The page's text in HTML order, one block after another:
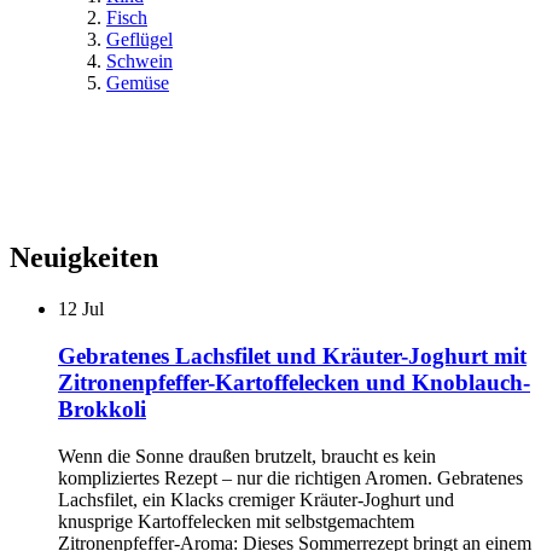
Fisch
Geflügel
Schwein
Gemüse
Neuigkeiten
12 Jul
Gebratenes Lachsfilet und Kräuter-Joghurt mit
Zitronenpfeffer-Kartoffelecken und Knoblauch-
Brokkoli
Wenn die Sonne draußen brutzelt, braucht es kein
kompliziertes Rezept – nur die richtigen Aromen. Gebratenes
Lachsfilet, ein Klacks cremiger Kräuter-Joghurt und
knusprige Kartoffelecken mit selbstgemachtem
Zitronenpfeffer-Aroma: Dieses Sommerrezept bringt an einem